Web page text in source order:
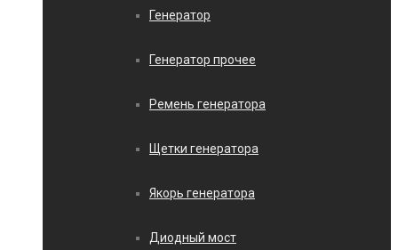
Генератор
Генератор прочее
Ремень генератора
Щетки генератора
Якорь генератора
Диодный мост